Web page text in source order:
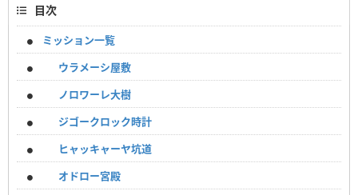
目次
ミッション一覧
ウラメーシ屋敷
ノロワーレ大樹
ジゴークロック時計
ヒャッキャーヤ坑道
オドロー宮殿